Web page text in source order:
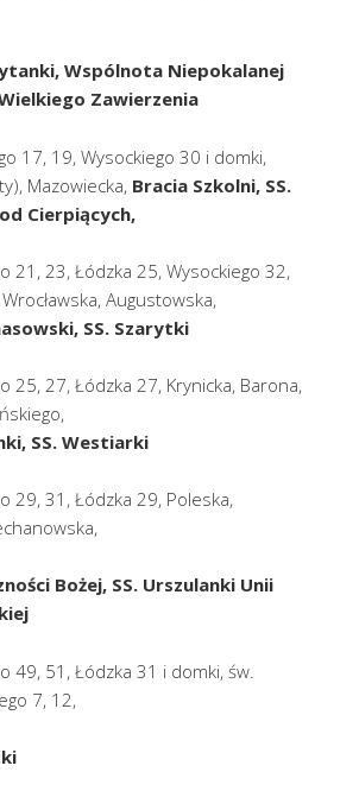
Wspólnota Niepokalanej
Zawierzenia
17, 19, Wysockiego 30 i domki,
Mazowiecka, Bracia Szkolni, SS.
Cierpiących,
21, 23, Łódzka 25, Wysockiego 32,
Augustowska,
SS. Szarytki
25, 27, Łódzka 27, Krynicka, Barona,
SS. Westiarki
29, 31, Łódzka 29, Poleska,
Bożej, SS. Urszulanki Unii
49, 51, Łódzka 31 i domki, św.
7, 12,